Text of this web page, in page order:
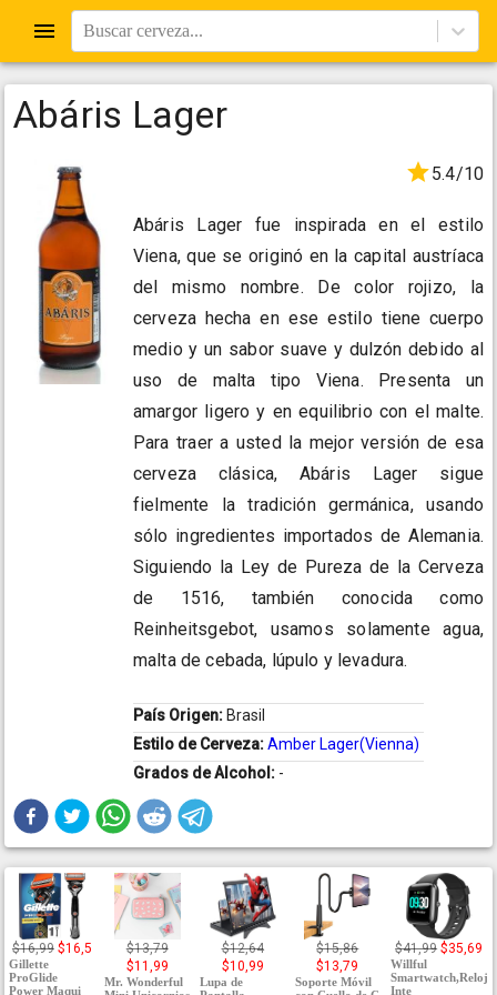
Buscar cerveza...
Abáris Lager
5.4/10
Abáris Lager fue inspirada en el estilo
Viena, que se originó en la capital austríaca
del mismo nombre. De color rojizo, la
cerveza hecha en ese estilo tiene cuerpo
medio y un sabor suave y dulzón debido al
uso de malta tipo Viena. Presenta un
amargor ligero y en equilibrio con el malte.
Para traer a usted la mejor versión de esa
cerveza clásica, Abáris Lager sigue
fielmente la tradición germánica, usando
sólo ingredientes importados de Alemania.
Siguiendo la Ley de Pureza de la Cerveza
de 1516, también conocida como
Reinheitsgebot, usamos solamente agua,
malta de cebada, lúpulo y levadura.
País Origen: Brasil
Estilo de Cerveza:Amber Lager(Vienna)
Grados de Alcohol: -
$16,99 $16,5
Gillette
ProGlide
Power Maqui
$13,79
$11,99
Mr. Wonderful
$12,64
$10,99
Lupa de
$15,86
$13,79
Soporte Móvil
$41,99 $35,69
Willful
Smartwatch,Reloj
Inte